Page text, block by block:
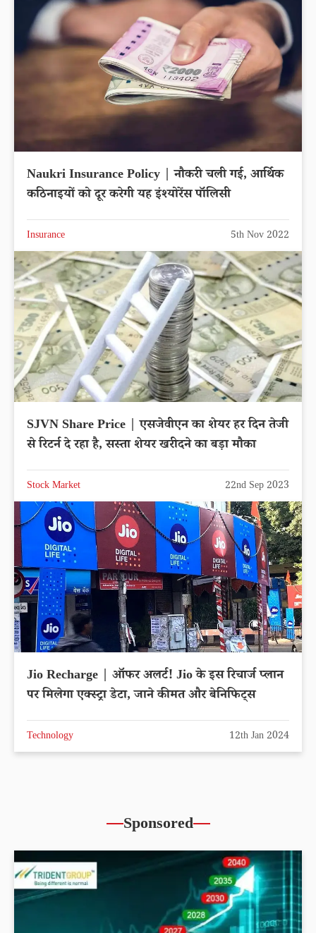
Naukri Insurance Policy | नौकरी चली गई, आर्थिक
कठिनाइयों को दूर करेगी यह इंश्योरेंस पॉलिसी
Insurance 5th Nov 2022
SJVN Share Price | एसजेवीएन का शेयर हर दिन तेजी
से रिटर्न दे रहा है, सस्ता शेयर खरीदने का बड़ा मौका
Stock Market 22nd Sep 2023
Jio Recharge | ऑफर अलर्ट! Jio के इस रिचार्ज प्लान
पर मिलेगा एक्स्ट्रा डेटा, जाने कीमत और बेनिफिट्स
Technology 12th Jan 2024
Sponsored